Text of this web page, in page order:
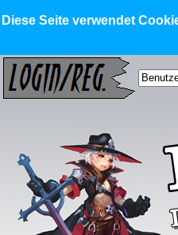
Diese Seite verwendet